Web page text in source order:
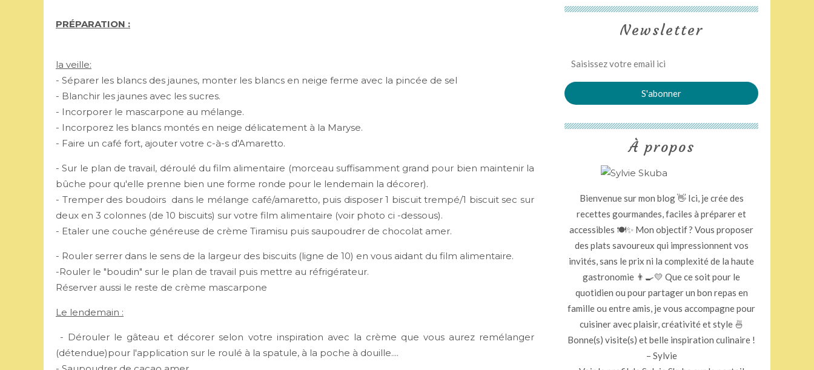
PRÉPARATION :
la veille:
- Séparer les blancs des jaunes, monter les blancs en neige ferme avec la pincée de sel
- Blanchir les jaunes avec les sucres.
- Incorporer le mascarpone au mélange.
- Incorporez les blancs montés en neige délicatement à la Maryse.
- Faire un café fort, ajouter votre c-à-s d'Amaretto.
- Sur le plan de travail, déroulé du film alimentaire (morceau suffisamment grand pour bien maintenir la
bûche pour qu'elle prenne bien une forme ronde pour le lendemain la décorer).
- Tremper des boudoirs dans le mélange café/amaretto, puis disposer 1 biscuit trempé/1 biscuit sec sur
deux en 3 colonnes (de 10 biscuits) sur votre film alimentaire (voir photo ci -dessous).
- Etaler une couche généreuse de crème Tiramisu puis saupoudrer de chocolat amer.
- Rouler serrer dans le sens de la largeur des biscuits (ligne de 10) en vous aidant du film alimentaire.
-Rouler le "boudin" sur le plan de travail puis mettre au réfrigérateur.
Réserver aussi le reste de crème mascarpone
Le lendemain :
- Dérouler le gâteau et décorer selon votre inspiration avec la crème que vous aurez remélanger
(détendue)pour l'application sur le roulé à la spatule, à la poche à douille....
Newsletter
À propos
Bienvenue sur mon blog 👋 Ici, je crée des
recettes gourmandes, faciles à préparer et
accessibles 🍽️✨ Mon objectif ? Vous proposer
des plats savoureux qui impressionnent vos
invités, sans le prix ni la complexité de la haute
gastronomie 👨‍🍳💛 Que ce soit pour le
quotidien ou pour partager un bon repas en
famille ou entre amis, je vous accompagne pour
cuisiner avec plaisir, créativité et style 🍜
Bonne(s) visite(s) et belle inspiration culinaire !
– Sylvie